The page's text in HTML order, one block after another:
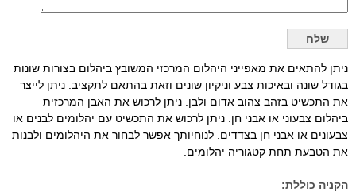
ניתן להתאים את מאפייני היהלום המרכזי המשובץ ביהלום בצורות שונות
בגודל שונה ובאיכות צבע וניקיון שונים וזאת בהתאם לתקציב. ניתן לייצר
את התכשיט בזהב צהוב אדום ולבן. ניתן לרכוש את האבן המרכזית
ביהלום צבעוני או אבני חן. ניתן לרכוש את התכשיט עם יהלומים לבנים או
צבעונים או אבני חן בצדדים. לנוחיותך אפשר לבחור את היהלומים ולבנות
את הטבעת תחת קטגוריה יהלומים.
הקניה כוללת: